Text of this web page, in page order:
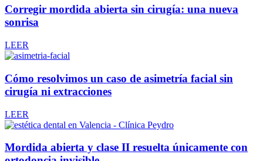
Corregir mordida abierta sin cirugía: una nueva
sonrisa
LEER
Cómo resolvimos un caso de asimetría facial sin
cirugía ni extracciones
LEER
Mordida abierta y clase II resuelta únicamente con